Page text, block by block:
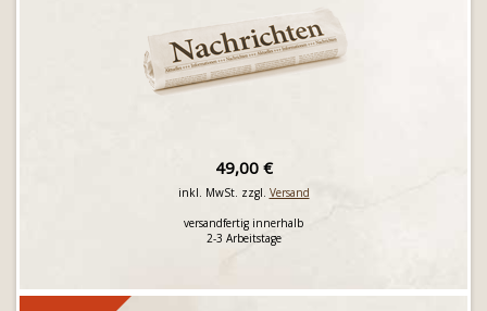
49,00 €
inkl. MwSt. zzgl. Versand
versandfertig innerhalb
2-3 Arbeitstage